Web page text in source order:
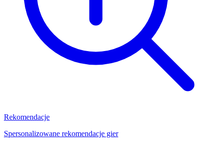
Rekomendacje
Spersonalizowane rekomendacje gier